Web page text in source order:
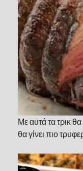
Με αυτά τα τρικ
θα γίνει πιο